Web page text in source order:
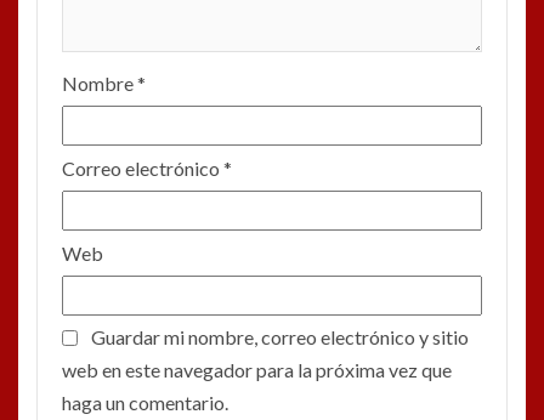
Nombre*
Correo electrónico *
Web
Guardar mi nombre, correo electrónico y sitio
web en este navegador para la próxima vez que
haga un comentario.